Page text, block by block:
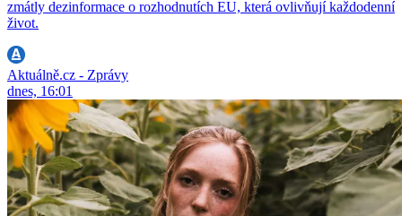
zmátly dezinformace o rozhodnutích EU, která ovlivňují každodenní
život.
Aktuálně.cz - Zprávy
dnes, 16:01